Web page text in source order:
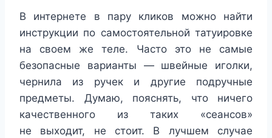
В интернете в пару кликов можно найти
инструкции по самостоятельной татуировке
на своем же теле. Часто это не самые
безопасные варианты — швейные иголки,
чернила из ручек и другие подручные
предметы. Думаю, пояснять, что ничего
качественного из таких «сеансов»
не выходит, не стоит. В лучшем случае